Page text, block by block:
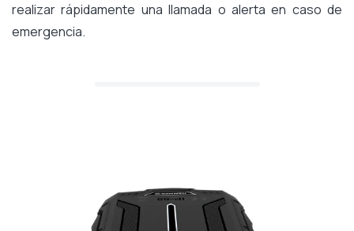
realizar rápidamente una llamada o alerta en caso de
emergencia.